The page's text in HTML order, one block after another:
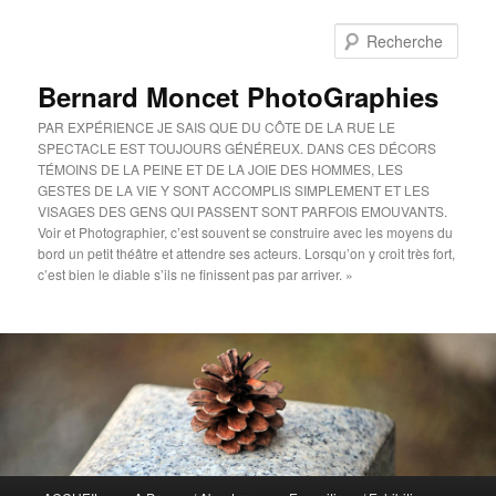
Bernard Moncet PhotoGraphies
PAR EXPÉRIENCE JE SAIS QUE DU CÔTE DE LA RUE LE
SPECTACLE EST TOUJOURS GÉNÉREUX. DANS CES DÉCORS
TÉMOINS DE LA PEINE ET DE LA JOIE DES HOMMES, LES
GESTES DE LA VIE Y SONT ACCOMPLIS SIMPLEMENT ET LES
VISAGES DES GENS QUI PASSENT SONT PARFOIS EMOUVANTS.
Voir et Photographier, c’est souvent se construire avec les moyens du
bord un petit théâtre et attendre ses acteurs. Lorsqu’on y croit très fort,
c’est bien le diable s’ils ne finissent pas par arriver. »